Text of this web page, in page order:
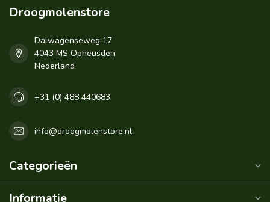
Droogmolenstore
Dalwagenseweg 17
4043 MS Opheusden
Nederland
+31 (0) 488 440683
info@droogmolenstore.nl
Categorieën
Informatie